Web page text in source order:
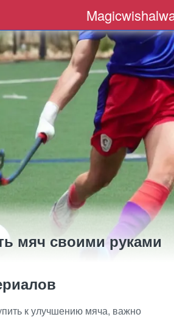
мяч своими руками
к улучшению мяча, важно